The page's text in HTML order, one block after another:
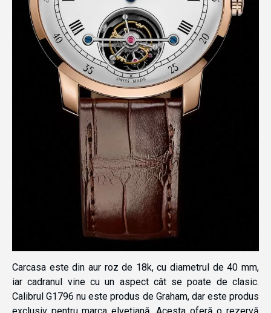
Carcasa este din aur roz de 18k, cu diametrul de 40 mm,
iar cadranul vine cu un aspect cât se poate de clasic.
Calibrul G1796 nu este produs de Graham, dar este produs